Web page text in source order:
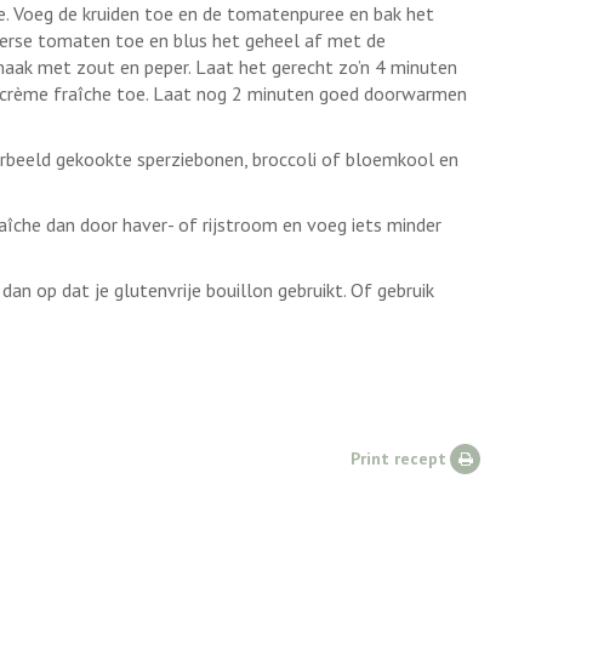
Voeg de kruiden toe en de tomatenpuree en bak het
tomaten toe en blus het geheel af met de
met zout en peper. Laat het gerecht zo’n 4 minuten
fraîche toe. Laat nog 2 minuten goed doorwarmen
gekookte sperziebonen, broccoli of bloemkool en
dan door haver- of rijstroom en voeg iets minder
op dat je glutenvrije bouillon gebruikt. Of gebruik
Print recept